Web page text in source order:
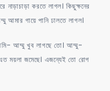
করতে লাগল। কিছুক্ষনের
আমার গায়ে পানি ঢালতে লাগল।
আমি- আম্মু খুব লাগছে তো। আম্মু-
ময়লা জমেছে। এজন্যেই তো রোগ